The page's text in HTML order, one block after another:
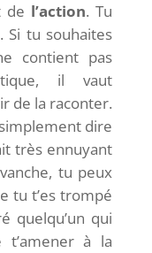
de l’action. Tu
. Si tu souhaites
contient pas
il vaut
de la raconter.
dire
très ennuyant
tu peux
tu t’es trompé
quelqu’un qui
t’amener à la